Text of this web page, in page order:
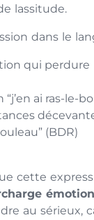
lassitude.
dans le
qui perdure
ai ras-le-
(BDR)
cette
au